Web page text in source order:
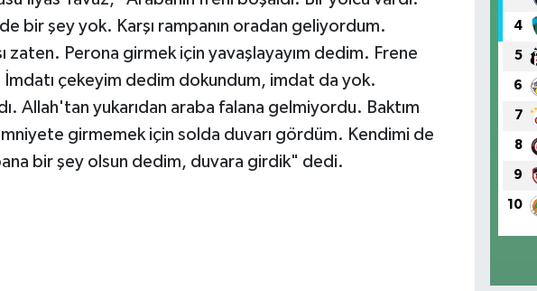
bir şey yok. Karşı rampanın oradan geliyordum.
zaten. Perona girmek için yavaşlayayım dedim. Frene
çekeyim dedim dokundum, imdat da yok.
Allah'tan yukarıdan araba falana gelmiyordu. Baktım
girmemek için solda duvarı gördüm. Kendimi de
bir şey olsun dedim, duvara girdik" dedi.
4
5
6
7
8
9
10